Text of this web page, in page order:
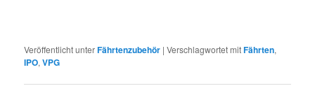
Veröffentlicht unterFährtenzubehör |Verschlagwortet mitFährten,
IPO,VPG